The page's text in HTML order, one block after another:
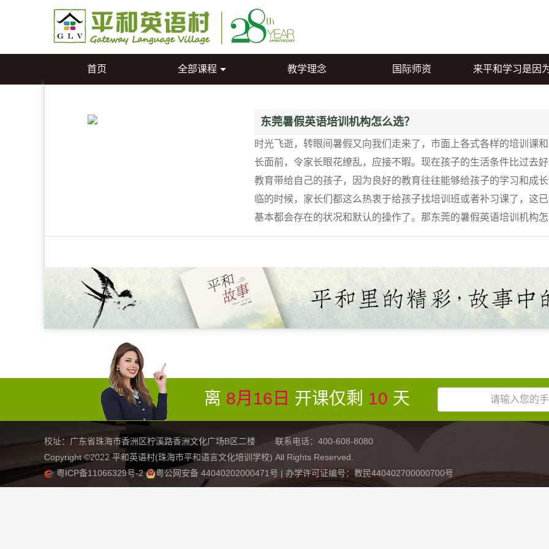
首页 全部课程 教学理念 国际师资 来平和学习是因
东莞暑假英语培训机构怎么选？
时光飞逝，转眼间暑假又向我们走来了，市面上各式各样的培训课
长面前，令家长眼花缭乱，应接不暇。现在孩子的生活条件比过去
教育带给自己的孩子，因为良好的教育往往能够给孩子的学习和成
临的时候，家长们都这么热衷于给孩子找培训班或者补习课了，这
基本都会存在的状况和默认的操作了。那东莞的暑假英语培训机构
离 8月16日 开课仅剩 10 天
校址：广东省珠海市香洲区柠溪路香洲文化广场B区二楼 联系电话：400-608-8080
Copyright ©2022 平和英语村(珠海市平和语言文化培训学校) All Rights Reserved.
粤ICP备11066329号-2
粤公网安备 44040202000471号 | 办学许可证编号：教民440402700000700号